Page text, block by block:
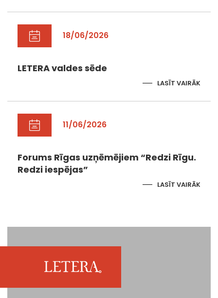
18/06/2026
LETERA valdes sēde
LASĪT VAIRĀK
11/06/2026
Forums Rīgas uzņēmējiem “Redzi Rīgu.
Redzi iespējas”
LASĪT VAIRĀK